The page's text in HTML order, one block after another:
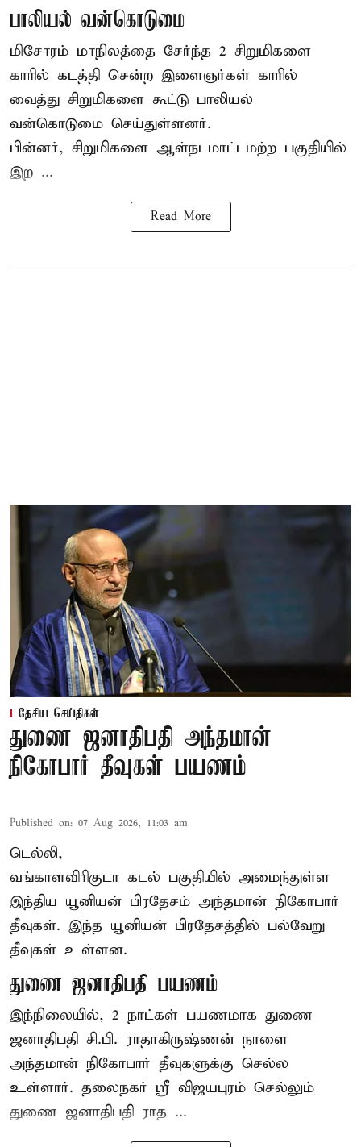
பாலியல் வன்கொடுமை
மிசோரம் மாநிலத்தை சேர்ந்த 2 சிறுமிகளை
காரில் கடத்தி சென்ற இளைஞர்கள் காரில்
வைத்து சிறுமிகளை கூட்டு பாலியல்
வன்கொடுமை செய்துள்ளனர்.
பின்னர், சிறுமிகளை ஆள்நடமாட்டமற்ற பகுதியில்
இற ...
Read More
தேசிய செய்திகள்
துணை ஜனாதிபதி அந்தமான்
நிகோபார் தீவுகள் பயணம்
Published on: 07 Aug 2026, 11:03 am
டெல்லி,
வங்காளவிரிகுடா கடல் பகுதியில் அமைந்துள்ள
இந்திய யூனியன் பிரதேசம் அந்தமான் நிகோபார்
தீவுகள். இந்த யூனியன் பிரதேசத்தில் பல்வேறு
தீவுகள் உள்ளன.
துணை ஜனாதிபதி பயணம்
இந்நிலையில், 2 நாட்கள் பயணமாக துணை
ஜனாதிபதி சி.பி. ராதாகிருஷ்ணன் நாளை
அந்தமான் நிகோபார் தீவுகளுக்கு செல்ல
உள்ளார். தலைநகர் ஸ்ரீ விஜயபுரம் செல்லும்
துணை ஜனாதிபதி ராத ...